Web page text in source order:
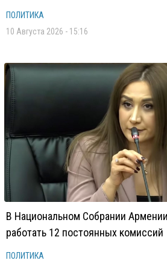
ПОЛИТИКА
10 Августа 2026 - 15:16
В Национальном Собрании
работать 12 постоянных комиссий
ПОЛИТИКА